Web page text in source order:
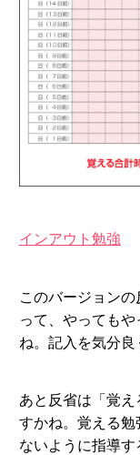
インアウト勉強
このバージョン
って、やっても
ね。記入を気分良
あと反省は「覚
すかね。覚える勉
ないように指導す